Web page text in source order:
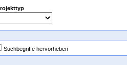
Suchbegriffe hervorheben